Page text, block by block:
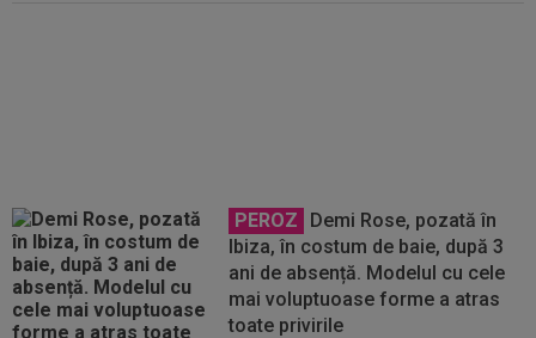
PEROZ
Demi Rose, pozată în
Ibiza, în costum de baie, după 3
ani de absență. Modelul cu cele
mai voluptuoase forme a atras
toate privirile